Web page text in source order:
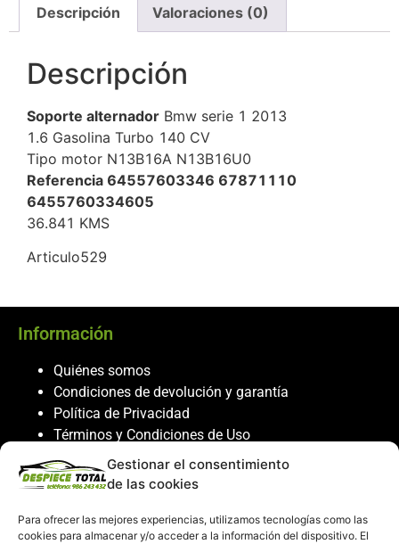
Gestionar el consentimiento
de las cookies
Para ofrecer las mejores experiencias, utilizamos tecnologías como las
cookies para almacenar y/o acceder a la información del dispositivo. El
Descripción Valoraciones (0)
Descripción
Soporte alternador Bmw serie 1 2013
1.6 Gasolina Turbo 140 CV
Tipo motor N13B16A N13B16U0
Referencia 64557603346 67871110
6455760334605
36.841 KMS
Articulo529
Información
Quiénes somos
Condiciones de devolución y garantía
Política de Privacidad
Términos y Condiciones de Uso
Política de Cookies
Servicio al cliente
Contacto